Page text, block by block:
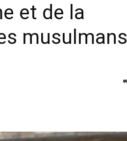
et de la
musulmans